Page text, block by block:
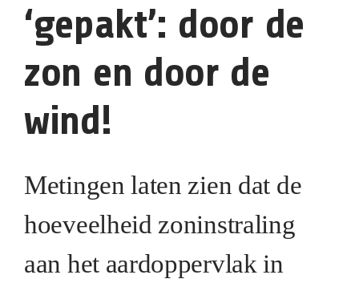
Over ons
Webshop
‘gepakt’: door de
zon en door de
wind!
Metingen laten zien dat de
hoeveelheid zoninstraling
aan het aardoppervlak in